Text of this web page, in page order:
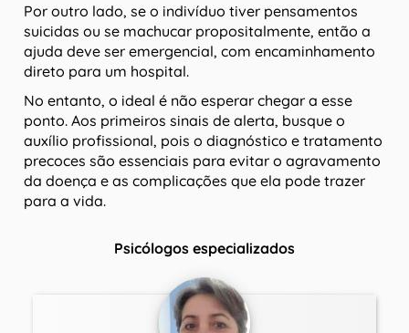
Por outro lado, se o indivíduo tiver pensamentos
suicidas ou se machucar propositalmente, então a
ajuda deve ser emergencial, com encaminhamento
direto para um hospital.
No entanto, o ideal é não esperar chegar a esse
ponto. Aos primeiros sinais de alerta, busque o
auxílio profissional, pois o diagnóstico e tratamento
precoces são essenciais para evitar o agravamento
da doença e as complicações que ela pode trazer
para a vida.
Psicólogos especializados